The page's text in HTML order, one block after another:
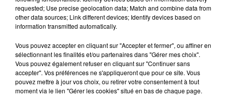
UNE ADOLESCENTE DEVANT SE FAIRE
OPÉRER DE LA CHEVILLE RESSORT DE LA...
reconnu sa responsabilité et présenté ses
excuses.
TITRES DIFFUSÉS
requested; Use precise geolocation data; Match and combine data from
other data sources; Link different devices; Identify devices based on
information transmitted automatically.
Vous pouvez accepter en cliquant sur "Accepter et fermer", ou affiner en
sélectionnant les finalités et/ou partenaires dans "Gérer mes choix".
Vous pouvez également refuser en cliquant sur "Continuer sans
accepter". Vos préférences ne s'appliqueront que pour ce site. Vous
pouvez mettre à jour vos choix, ou retirer votre consentement à tout
moment via le lien "Gérer les cookies" situé en bas de chaque page.